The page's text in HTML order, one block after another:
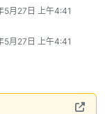
5月27日 上午4:41
5月27日 上午4:41